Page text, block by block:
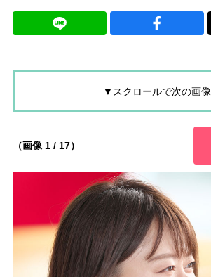
▼スクロールで次の画像
（画像 1 / 17）